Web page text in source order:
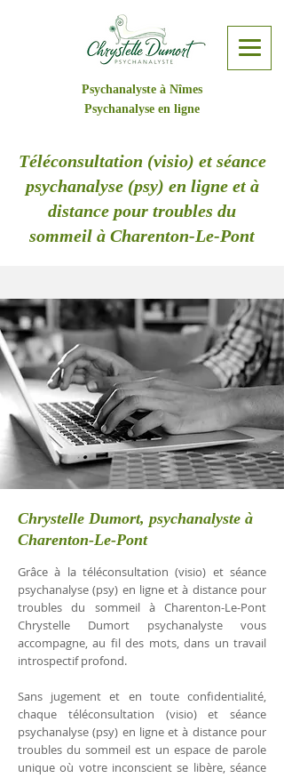
Psychanalyste à Nîmes
Psychanalyse en ligne
Téléconsultation (visio) et séance
psychanalyse (psy) en ligne et à
distance pour troubles du
sommeil à Charenton-Le-Pont
Chrystelle Dumort, psychanalyste à
Charenton-Le-Pont
Grâce à la téléconsultation (visio) et séance
psychanalyse (psy) en ligne et à distance pour
troubles du sommeil à Charenton-Le-Pont
Chrystelle Dumort psychanalyste vous
accompagne, au fil des mots, dans un travail
introspectif profond.
Sans jugement et en toute confidentialité,
chaque téléconsultation (visio) et séance
psychanalyse (psy) en ligne et à distance pour
troubles du sommeil est un espace de parole
unique où votre inconscient se libère, séance